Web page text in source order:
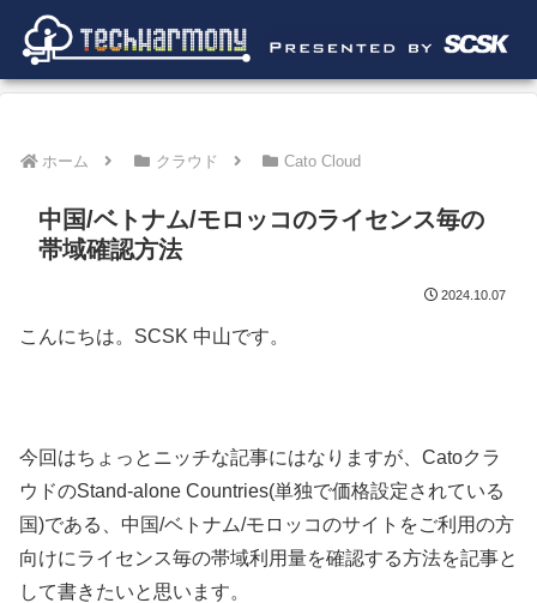
ホーム クラウド Cato Cloud
中国/ベトナム/モロッコのライセンス毎の
帯域確認方法
2024.10.07
こんにちは。SCSK 中山です。
今回はちょっとニッチな記事にはなりますが、Catoクラ
ウドのStand-alone Countries(単独で価格設定されている
国)である、中国/ベトナム/モロッコのサイトをご利用の方
向けにライセンス毎の帯域利用量を確認する方法を記事と
して書きたいと思います。